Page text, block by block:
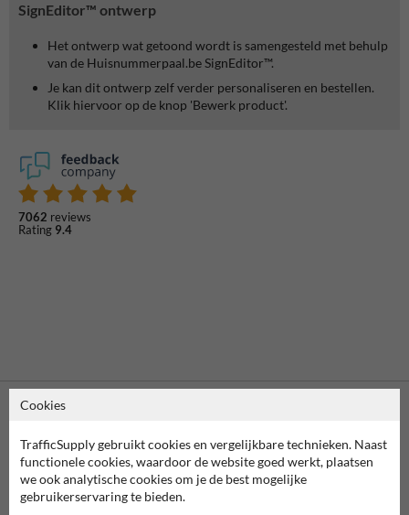
SignEditor™ ontwerp
Het ontwerp wat getoond wordt is samengesteld met behulp
van de Huisnummerpaal.be SignEditor™.
Je kan dit ontwerp zelf verder personaliseren en bestellen.
Klik hiervoor op de knop 'Bewerk product'.
7062 reviews
Rating 9.4
Vooruitbetaling
Cookies
TrafficSupply gebruikt cookies en vergelijkbare technieken. Naast
functionele cookies, waardoor de website goed werkt, plaatsen
we ook analytische cookies om je de best mogelijke
gebruikerservaring te bieden.